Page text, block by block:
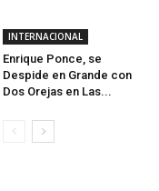
INTERNACIONAL
Enrique Ponce, se
Despide en Grande con
Dos Orejas en Las...